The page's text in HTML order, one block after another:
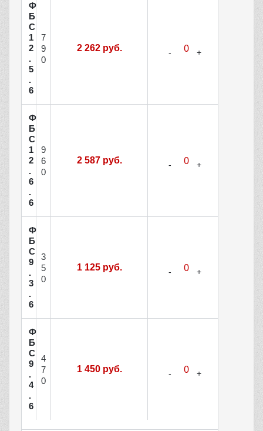
Ф
Б
С
1
2
.
5
.
6
7
9
0
2 262 руб.
Ф
Б
С
1
2
.
6
.
6
9
6
0
2 587 руб.
Ф
Б
С
9
.
3
.
6
3
5
0
1 125 руб.
Ф
Б
С
9
.
4
.
6
4
7
0
1 450 руб.